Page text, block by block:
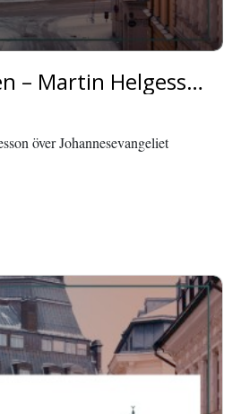
Påskens vittnen – Martin Helgesson
över Johannesevangeliet
12 april 2026.
på roseniuskyrkan.se eller